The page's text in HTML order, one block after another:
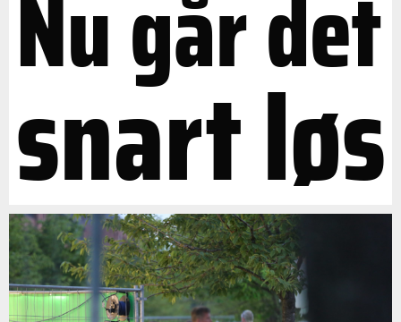
Nu går det
snart løs